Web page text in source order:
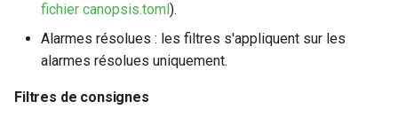
fichier canopsis.toml ).
Alarmes résolues : les filtres s'appliquent sur les
alarmes résolues uniquement.
Filtres de consignes